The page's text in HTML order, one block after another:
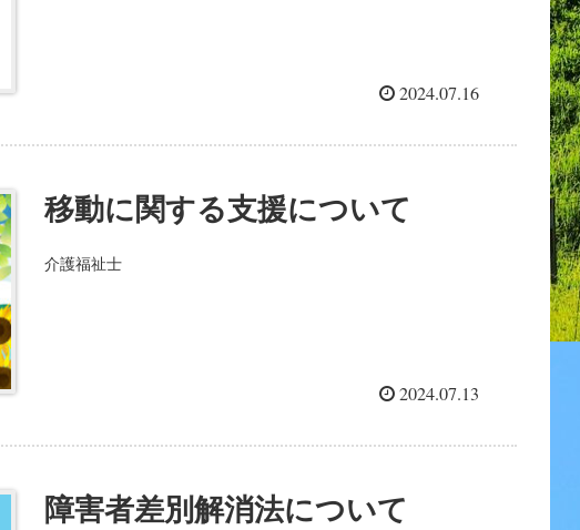
2024.07.16
移動に関する支援について
介護福祉士
2024.07.13
障害者差別解消法について